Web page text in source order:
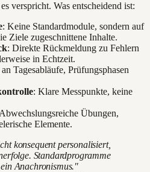
verspricht. Was entscheidend ist:
: Keine Standardmodule, sondern auf
Ziele zugeschnittene Inhalte.
: Direkte Rückmeldung zu Fehlern
in Echtzeit.
Tagesabläufe, Prüfungsphasen
: Klare Messpunkte, keine
Übungen,
Elemente.
konsequent personalisiert,
Standardprogramme
Anachronismus."